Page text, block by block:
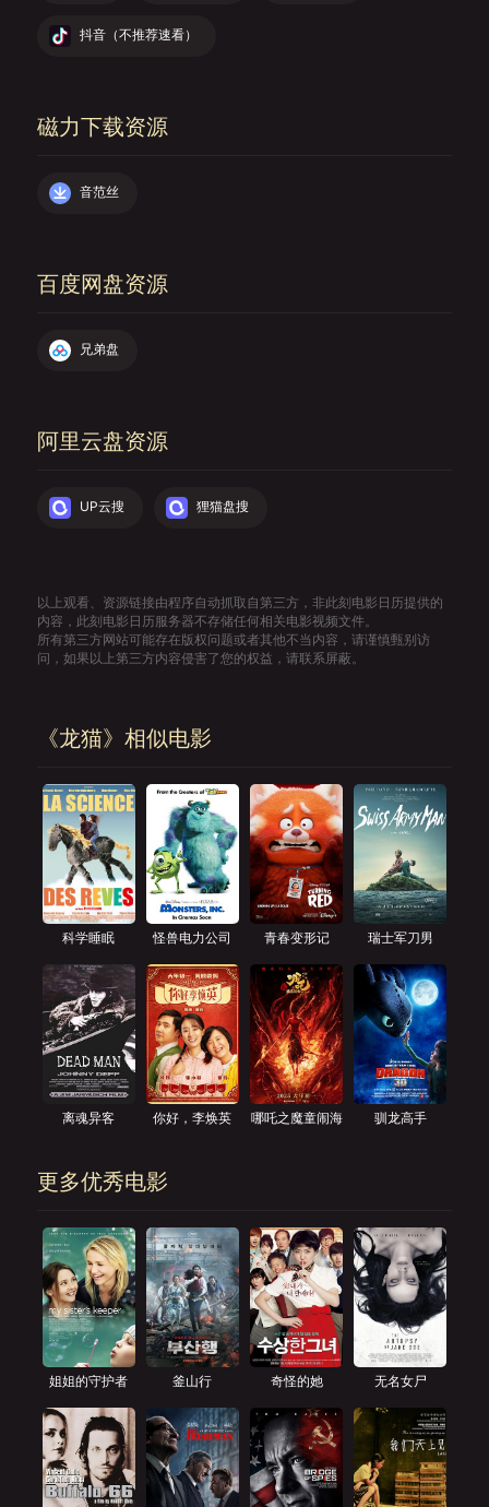
抖音（不推荐速看）
磁力下载资源
音范丝
百度网盘资源
兄弟盘
阿里云盘资源
UP云搜 狸猫盘搜
以上观看、资源链接由程序自动抓取自第三方，非此刻电影日历提供的
内容，此刻电影日历服务器不存储任何相关电影视频文件。
所有第三方网站可能存在版权问题或者其他不当内容，请谨慎甄别访
问，如果以上第三方内容侵害了您的权益，请联系屏蔽。
《龙猫》相似电影
科学睡眠 怪兽电力公司 青春变形记 瑞士军刀男
离魂异客 你好，李焕英 哪吒之魔童闹海 驯龙高手
更多优秀电影
姐姐的守护者 釜山行 奇怪的她 无名女尸